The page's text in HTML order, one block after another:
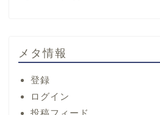
メタ情報
登録
ログイン
投稿フィード